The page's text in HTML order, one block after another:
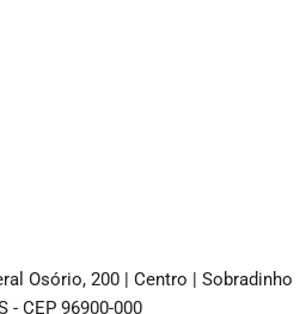
Osório, 200 | Centro | Sobradinho
- CEP 96900-000